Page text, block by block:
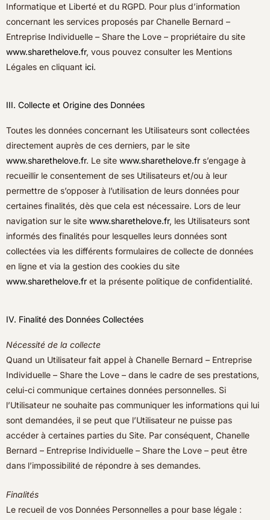
Informatique et Liberté et du RGPD. Pour plus d’information
concernant les services proposés par Chanelle Bernard –
Entreprise Individuelle – Share the Love – propriétaire du site
www.sharethelove.fr, vous pouvez consulter les Mentions
Légales en cliquant ici.
III. Collecte et Origine des Données
Toutes les données concernant les Utilisateurs sont collectées
directement auprès de ces derniers, par le site
www.sharethelove.fr. Le site www.sharethelove.fr s’engage à
recueillir le consentement de ses Utilisateurs et/ou à leur
permettre de s’opposer à l’utilisation de leurs données pour
certaines finalités, dès que cela est nécessaire. Lors de leur
navigation sur le site www.sharethelove.fr, les Utilisateurs sont
informés des finalités pour lesquelles leurs données sont
collectées via les différents formulaires de collecte de données
en ligne et via la gestion des cookies du site
www.sharethelove.fr et la présente politique de confidentialité.
IV. Finalité des Données Collectées
Nécessité de la collecte
Quand un Utilisateur fait appel à Chanelle Bernard – Entreprise
Individuelle – Share the Love – dans le cadre de ses prestations,
celui-ci communique certaines données personnelles. Si
l’Utilisateur ne souhaite pas communiquer les informations qui lui
sont demandées, il se peut que l’Utilisateur ne puisse pas
accéder à certaines parties du Site. Par conséquent, Chanelle
Bernard – Entreprise Individuelle – Share the Love – peut être
dans l’impossibilité de répondre à ses demandes.
Finalités
Le recueil de vos Données Personnelles a pour base légale :